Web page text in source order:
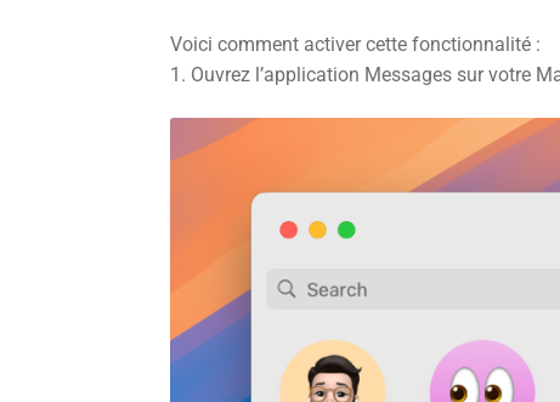
Voici comment activer cette fonctionnalité :
1. Ouvrez l’application Messages sur votre